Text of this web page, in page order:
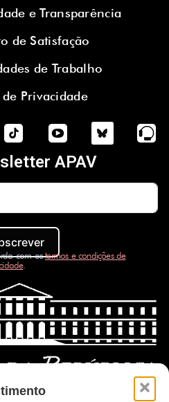
e Transparência
de Satisfação
de Trabalho
Privacidade
APAV
com ostermos e condições de
.